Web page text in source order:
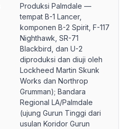
Produksi Palmdale —
tempat B-1 Lancer,
komponen B-2 Spirit, F-117
Nighthawk, SR-71
Blackbird, dan U-2
diproduksi dan diuji oleh
Lockheed Martin Skunk
Works dan Northrop
Grumman); Bandara
Regional LA/Palmdale
(ujung Gurun Tinggi dari
usulan Koridor Gurun